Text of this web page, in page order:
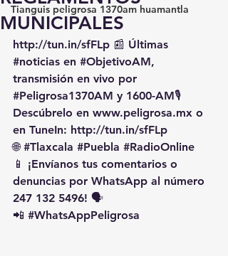
Tianguis peligrosa 1370am huamantla
MUNICIPALES
http://tun.in/sfFLp 📰 Últimas
#noticias en #ObjetivoAM,
transmisión en vivo por
#Peligrosa1370AM y 1600-AM🎙️
Descúbrelo en www.peligrosa.mx o
en TuneIn: http://tun.in/sfFLp
🌐 #Tlaxcala #Puebla #RadioOnline
📱 ¡Envíanos tus comentarios o
denuncias por WhatsApp al número
247 132 5496! 🗣️
📲 #WhatsAppPeligrosa